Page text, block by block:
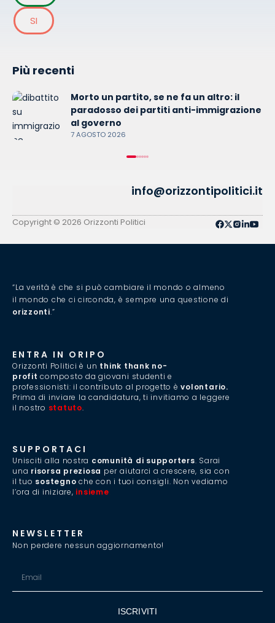
SI
Più recenti
Morto un partito, se ne fa un altro: il
paradosso dei partiti anti-immigrazione
al governo
7 AGOSTO 2026
info@orizzontipolitici.it
Copyright © 2026 Orizzonti Politici
“La verità è che si può cambiare il mondo o almeno
il mondo che ci circonda, è sempre una questione di
orizzonti.”
ENTRA IN ORIPO
Orizzonti Politici è un think thank no-
profit composto da giovani studenti e
professionisti: il contributo al progetto èvolontario.
Prima di inviare la candidatura, ti invitiamo a leggere
il nostro statuto.
SUPPORTACI
Unisciti alla nostra comunità di supporters. Sarai
una risorsa preziosa per aiutarci a crescere, sia con
il tuo sostegno che con i tuoi consigli. Non vediamo
l’ora di iniziare, insieme
NEWSLETTER
Non perdere nessun aggiornamento!
ISCRIVITI